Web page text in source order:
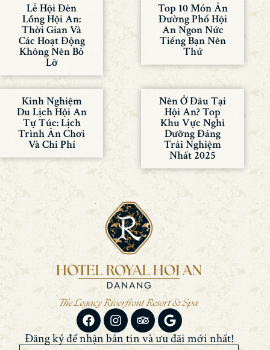
Lễ Hội Đèn
Lồng Hội An:
Thời Gian Và
Các Hoạt Động
Không Nên Bỏ
Lỡ
Top 10 Món Ăn
Đường Phố Hội
An Ngon Nức
Tiếng Bạn Nên
Thử
Kinh Nghiệm
Du Lịch Hội An
Tự Túc: Lịch
Trình Ăn Chơi
Và Chi Phí
Nên Ở Đâu Tại
Hội An? Top
Khu Vực Nghỉ
Dưỡng Đáng
Trải Nghiệm
Nhất 2025
Đăng ký để nhận bản tin và ưu đãi mới nhất!